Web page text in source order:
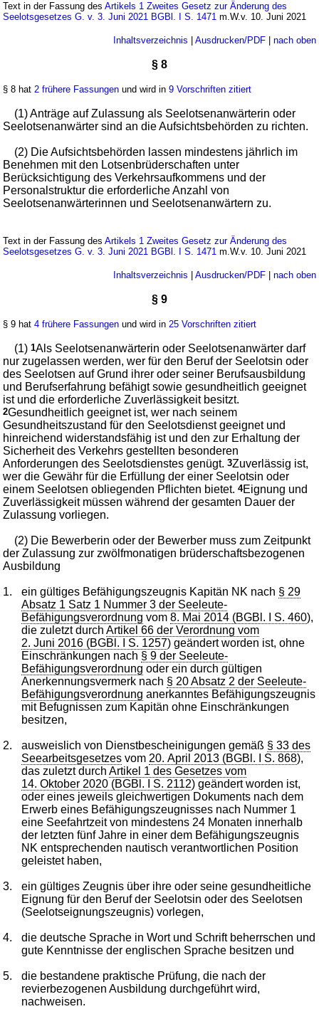
Text in der Fassung desArtikels 1 Zweites Gesetz zur Änderung des
Seelotsgesetzes G. v. 3. Juni 2021 BGBl. I S. 1471 m.W.v. 10. Juni 2021
Inhaltsverzeichnis Ausdrucken/PDF| nach oben
§ 8
§ 8 hat2 frühere Fassungen und wird in9 Vorschriften zitiert
(1) Anträge auf Zulassung als Seelotsenanwärterin oder
Seelotsenanwärter sind an die Aufsichtsbehörden zu richten.
(2) Die Aufsichtsbehörden lassen mindestens jährlich im
Benehmen mit den Lotsenbrüderschaften unter
Berücksichtigung des Verkehrsaufkommens und der
Personalstruktur die erforderliche Anzahl von
Seelotsenanwärterinnen und Seelotsenanwärtern zu.
Text in der Fassung desArtikels 1 Zweites Gesetz zur Änderung des
Seelotsgesetzes G. v. 3. Juni 2021 BGBl. I S. 1471 m.W.v. 10. Juni 2021
Inhaltsverzeichnis Ausdrucken/PDF| nach oben
§ 9
§ 9 hat4 frühere Fassungen und wird in25 Vorschriften zitiert
(1)1Als Seelotsenanwärterin oder Seelotsenanwärter darf
nur zugelassen werden, wer für den Beruf der Seelotsin oder
des Seelotsen auf Grund ihrer oder seiner Berufsausbildung
und Berufserfahrung befähigt sowie gesundheitlich geeignet
ist und die erforderliche Zuverlässigkeit besitzt.
2Gesundheitlich geeignet ist, wer nach seinem
Gesundheitszustand für den Seelotsdienst geeignet und
hinreichend widerstandsfähig ist und den zur Erhaltung der
Sicherheit des Verkehrs gestellten besonderen
Anforderungen des Seelotsdienstes genügt.3Zuverlässig ist,
wer die Gewähr für die Erfüllung der einer Seelotsin oder
einem Seelotsen obliegenden Pflichten bietet.4Eignung und
Zuverlässigkeit müssen während der gesamten Dauer der
Zulassung vorliegen.
(2) Die Bewerberin oder der Bewerber muss zum Zeitpunkt
der Zulassung zur zwölfmonatigen brüderschaftsbezogenen
Ausbildung
1. ein gültiges Befähigungszeugnis Kapitän NK nach § 29
Absatz 1 Satz 1 Nummer 3 der Seeleute-
Befähigungsverordnung vom8. Mai 2014 (BGBl. I S. 460),
die zuletzt durchArtikel 66 der Verordnung vom
2. Juni 2016 (BGBl. I S. 1257) geändert worden ist, ohne
Einschränkungen nach § 9 der Seeleute-
Befähigungsverordnung oder ein durch gültigen
Anerkennungsvermerk nach § 20 Absatz 2 der Seeleute-
Befähigungsverordnung anerkanntes Befähigungszeugnis
mit Befugnissen zum Kapitän ohne Einschränkungen
besitzen,
2. ausweislich von Dienstbescheinigungen gemäß § 33 des
Seearbeitsgesetzes vom20. April 2013 (BGBl. I S. 868),
das zuletzt durchArtikel 1 des Gesetzes vom
14. Oktober 2020 (BGBl. I S. 2112) geändert worden ist,
oder eines jeweils gleichwertigen Dokuments nach dem
Erwerb eines Befähigungszeugnisses nach Nummer 1
eine Seefahrtzeit von mindestens 24 Monaten innerhalb
der letzten fünf Jahre in einer dem Befähigungszeugnis
NK entsprechenden nautisch verantwortlichen Position
geleistet haben,
3.
ein gültiges Zeugnis über ihre oder seine gesundheitliche
Eignung für den Beruf der Seelotsin oder des Seelotsen
(Seelotseignungszeugnis) vorlegen,
4.
die deutsche Sprache in Wort und Schrift beherrschen und
gute Kenntnisse der englischen Sprache besitzen und
5.
die bestandene praktische Prüfung, die nach der
revierbezogenen Ausbildung durchgeführt wird,
nachweisen.